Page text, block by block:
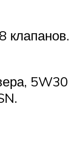
клапанов.
5W30